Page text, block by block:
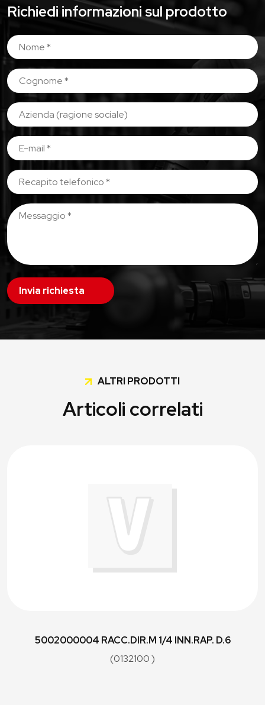
Richiedi informazioni sul prodotto
Invia richiesta
ALTRI PRODOTTI
Articoli correlati
5002000004 RACC.DIR.M 1/4 INN.RAP. D.6
(0132100 )